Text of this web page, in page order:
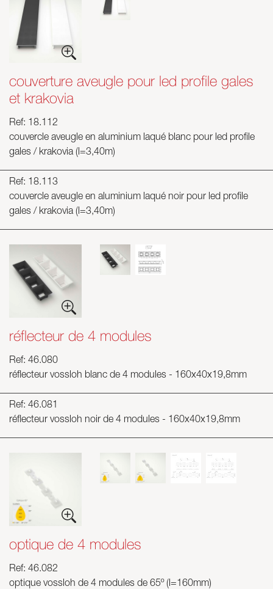
couverture aveugle pour led profile gales
et krakovia
Ref: 18.112
couvercle aveugle en aluminium laqué blanc pour led profile
gales / krakovia (l=3,40m)
Ref: 18.113
couvercle aveugle en aluminium laqué noir pour led profile
gales / krakovia (l=3,40m)
réflecteur de 4 modules
Ref: 46.080
réflecteur vossloh blanc de 4 modules - 160x40x19,8mm
Ref: 46.081
réflecteur vossloh noir de 4 modules - 160x40x19,8mm
optique de 4 modules
Ref: 46.082
optique vossloh de 4 modules de 65º (l=160mm)